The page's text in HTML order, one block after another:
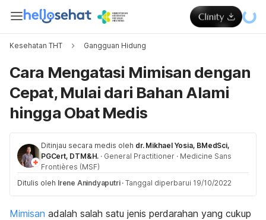
Kesehatan THT Gangguan Hidung
Cara Mengatasi Mimisan dengan
Cepat, Mulai dari Bahan Alami
hingga Obat Medis
Ditinjau secara medis oleh dr. Mikhael Yosia, BMedSci,
PGCert, DTM&H. · General Practitioner · Medicine Sans
Frontières (MSF)
Ditulis oleh Irene Anindyaputri · Tanggal diperbarui 19/10/2022
Mimisan adalah salah satu jenis perdarahan yang cukup